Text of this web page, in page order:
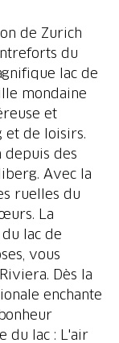
de Zurich
du
lac de
mondaine
et
et de loisirs.
depuis des
Avec la
ruelles du
La
lac de
vous
Dès la
enchante
du lac : L'air